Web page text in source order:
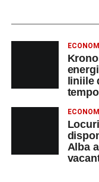
Ora 18.00–
trupele de teatru
Seară
Fanfarei din
Trupei de
Alexandrei
Alfred
liniile
Alba